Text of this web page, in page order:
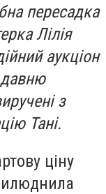
пересадка
Лілія
аукціон
давню
з
Тані.
ціну